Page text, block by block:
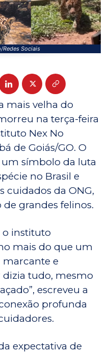
Redes Sociais
mais velha do
na terça-feira
Nex No
de Goiás/GO. O
símbolo da luta
no Brasil e
cuidados da ONG,
grandes felinos.
o instituto
mais do que um
marcante e
dizia tudo, mesmo
escreveu a
profunda
expectativa de